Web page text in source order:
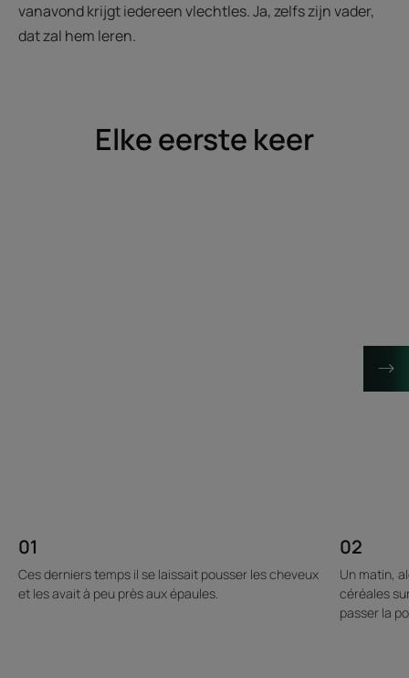
vanavond krijgt iedereen vlechtles. Ja, zelfs zijn vader,
dat zal hem leren.
Elke eerste keer
01
Ces derniers temps il se laissait pousser les cheveux
et les avait à peu près aux épaules.
02
Un matin,
céréales
passer la